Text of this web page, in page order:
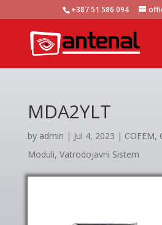
+387 51 586 094
MDA2YLT
by admin | Jul 4, 2023 | COFEM,
Moduli, Vatrodojavni Sistem